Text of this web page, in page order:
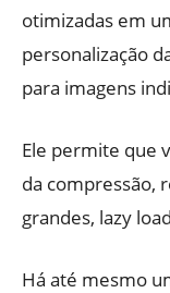
otimizadas em
personalização
para imagens
Ele permite que
da compressão,
grandes, lazy
Há até mesmo